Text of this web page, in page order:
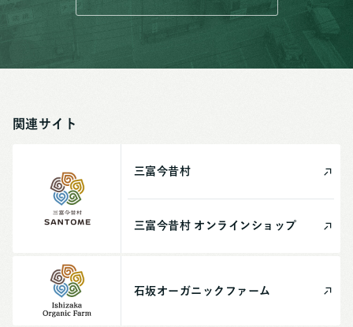
関連サイト
三富今昔村
三富今昔村 オンライン ショップ
石坂オーガニック ファーム